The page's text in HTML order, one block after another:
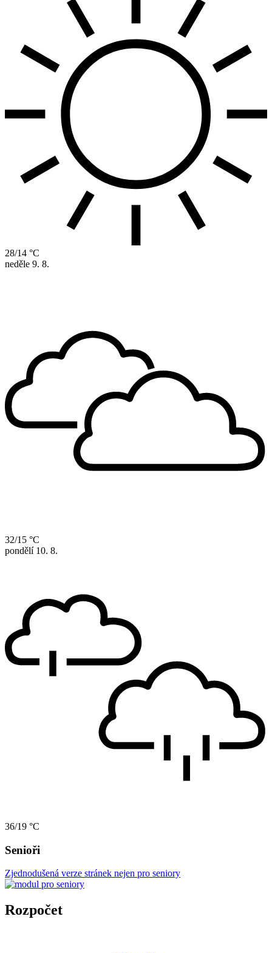
28/14 °C
neděle 9. 8.
32/15 °C
pondělí 10. 8.
36/19 °C
Senioři
Zjednodušená verze stránek nejen pro seniory
Rozpočet